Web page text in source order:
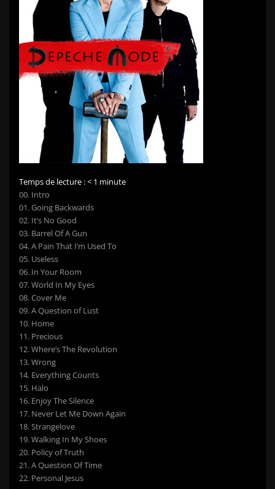
Temps de lecture :< 1 minute
00. Intro
01. Going Backwards
02. It’s No Good
03. Barrel Of A Gun
04. A Pain That I’m Used To
05. Useless
06. In Your Room
07. World In My Eyes
08. Cover Me
09. A Question of Lust
10. Home
11. Precious
12. Where’s The Revolution
13. Wrong
14. Everything Counts
15. Halo
16. Enjoy The Silence
17. Never Let Me Down Again
18. Strangelove
19. Walking In My Shoes
20. Policy of Truth
21. A Question Of Time
22. Personal Jesus